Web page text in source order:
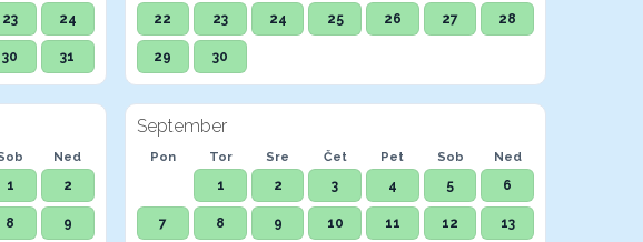
23 24
30 31
22 23 24 25 26 27 28
29 30
Ned
1 2
8 9
September
Pon Tor Sre Čet Pet Sob Ned
1 2 3 4 5 6
7 8 9 10 11 12 13